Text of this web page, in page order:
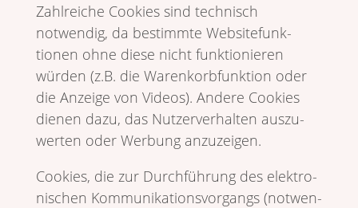
Zahl­reiche Cookies sind tech­nisch
notwendig, da bestimmte Website­funk­
tionen ohne diese nicht funk­tio­nieren
würden (z.B. die Waren­korb­funk­tion oder
die Anzeige von Videos). Andere Cookies
dienen dazu, das Nutzer­ver­halten auszu­
werten oder Werbung anzuzeigen.
Cookies, die zur Durch­füh­rung des elek­tro­
ni­schen Kommu­ni­ka­ti­ons­vor­gangs (notwen­